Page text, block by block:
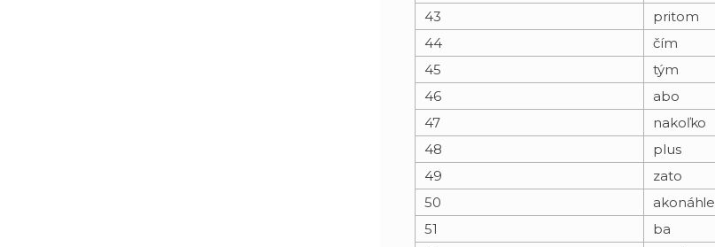
43
pritom
44
čím
45
tým
46
abo
47
nakoľko
48
plus
49
zato
50
akonáhle
51
ba